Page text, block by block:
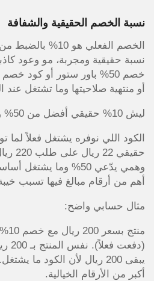
نسبة الخصم الحقيقية والشفافة
الخصم الفعلي هو
نسبة حقيقية ومجربة، مو وعود
أو منتهية صلاحيتها وما تشتغل عند
ليش 10% حقيقي أفضل من 50% وهمي؟
الكود اللي نوفره يشتغل فعلاً لما
وهمي يدّعي 50% وما
أهم من أرقام مبالغ فيها تسبب
مثال حسابي واضح:
يبقى 200 ريال لأن الكود ما
أكبر من الأرقام الخيالية.